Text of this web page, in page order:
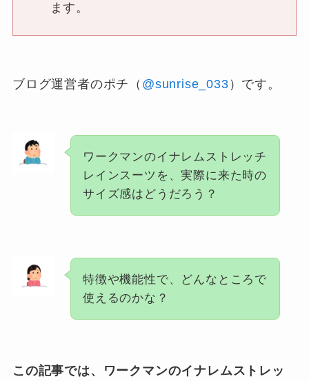
ます。
ブログ運営者のポチ（ @sunrise_033 ）です。
ワークマンのイナレムストレッチ
レインスーツを、実際に来た時の
サイズ感はどうだろう？
特徴や機能性で、どんなところで
使えるのかな？
この記事では、ワークマンのイナレムストレッ